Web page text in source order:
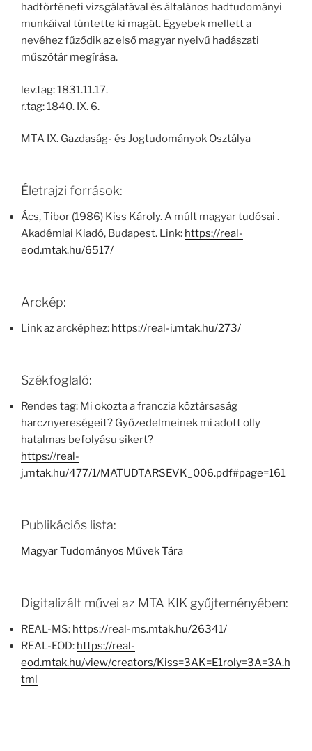
hadtörténeti vizsgálatával és általános hadtudományi
munkáival tüntette ki magát. Egyebek mellett a
nevéhez fűződik az első magyar nyelvű hadászati
műszótár megírása.
lev.tag: 1831.11.17.
r.tag: 1840. IX. 6.
MTA IX. Gazdaság- és Jogtudományok Osztálya
Életrajzi források:
Ács, Tibor (1986) Kiss Károly. A múlt magyar tudósai .
Akadémiai Kiadó, Budapest. Link: https://real-
eod.mtak.hu/6517/
Arckép:
Link az arcképhez: https://real-i.mtak.hu/273/
Székfoglaló:
Rendes tag: Mi okozta a franczia köztársaság
harcznyereségeit? Győzedelmeinek mi adott olly
hatalmas befolyásu sikert?
https://real-
j.mtak.hu/477/1/MATUDTARSEVK_006.pdf#page=161
Publikációs lista:
Magyar Tudományos Művek Tára
Digitalizált művei az MTA KIK gyűjteményében:
REAL-MS: https://real-ms.mtak.hu/26341/
REAL-EOD: https://real-
eod.mtak.hu/view/creators/Kiss=3AK=E1roly=3A=3A.h
tml